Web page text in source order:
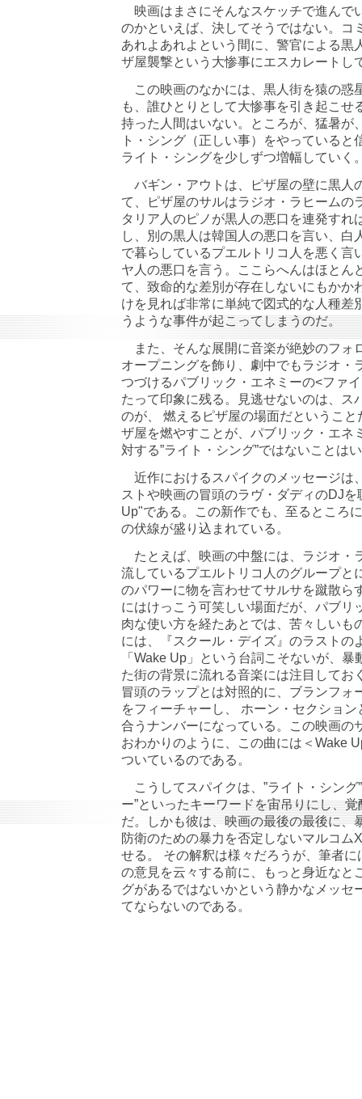
映画はまさにそんなスケッチで進んで
のかといえば、決してそうではない。コ
あれよあれよという間に、警官による黒
ザ屋襲撃という大惨事にエスカレートし
この映画のなかには、黒人街を猿の惑
も、誰ひとりとして大惨事を引き起こせ
持った人間はいない。ところが、猛暑が
ト・シング（正しい事）をやっている
ライト・シングを少しずつ増幅していく
バギン・アウトは、ピザ屋の壁に黒人
て、ピザ屋のサルはラジオ・ラヒームの
タリア人のピノが黒人の悪口を連発すれ
し、別の黒人は韓国人の悪口を言い、白
で暮らしているプエルトリコ人を悪く言
ヤ人の悪口を言う。ここらへんはほとん
て、致命的な差別が存在しないにもかか
けを見れば非常に単純で図式的な人種差
うような事件が起こってしまうのだ。
また、そんな展開に音楽が絶妙のフォ
オープニングを飾り、劇中でもラジオ・
つづけるパブリック・エネミーの<ファ
たって印象に残る。見逃せないのは、ス
のが、 燃えるピザ屋の場面だというこ
ザ屋を燃やすことが、パブリック・エネ
対する”ライト・シング”ではないことは
近作におけるスパイクのメッセージは
ストや映画の冒頭のラヴ・ダディのDJ
Up"である。この新作でも、至るところ
の伏線が盛り込まれている。
たとえば、映画の中盤には、ラジオ・
流しているプエルトリコ人のグループと
のパワーに物を言わせてサルサを蹴散ら
にはけっこう可笑しい場面だが、パブリ
肉な使い方を経たあとでは、苦々しいも
には、『スクール・デイズ』のラストの
「Wake Up」という台詞こそないが、
た街の背景に流れる音楽には注目してお
冒頭のラップとは対照的に、ブランフォ
をフィーチャーし、 ホーン・セクショ
合うナンバーになっている。この映画の
おわかりのように、この曲には＜Wake
ついているのである。
こうしてスパイクは、”ライト・シング
ー”といったキーワードを宙吊りにし、
だ。しかも彼は、映画の最後の最後に、
防衛のための暴力を否定しないマルコム
せる。 その解釈は様々だろうが、筆者
の意見を云々する前に、もっと身近なと
グがあるではないかという静かなメッセ
てならないのである。